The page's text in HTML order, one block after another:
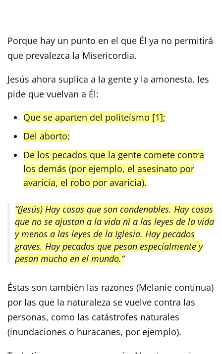
Porque hay un punto en el que Él ya no permitirá
que prevalezca la Misericordia.
Jesús ahora suplica a la gente y la amonesta, les
pide que vuelvan a Él:
Que se aparten del politeísmo [1];
Del aborto;
De los pecados que la gente comete contra
los demás (por ejemplo, el asesinato por
avaricia, el robo por avaricia).
“(Jesús) Hay cosas que son condenables. Hay cosas
que no se ajustan a la vida ni a las leyes de la vida
y menos a las leyes de la Iglesia. Hay pecados
graves. Hay pecados que pesan especialmente y
pesan mucho en el mundo.”
Éstas son también las razones (Melanie continua)
por las que la naturaleza se vuelve contra las
personas, como las catástrofes naturales
(inundaciones o huracanes, por ejemplo).